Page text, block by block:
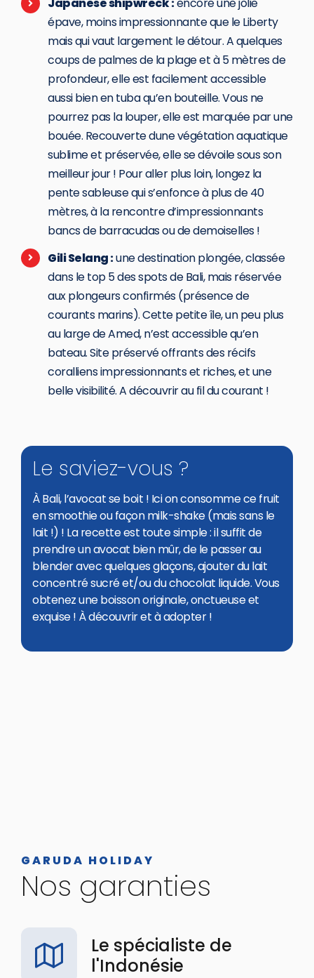
Japanese shipwreck :encore une jolie
épave, moins impressionnante que le Liberty
mais qui vaut largement le détour. A quelques
coups de palmes de la plage et à 5 mètres de
profondeur, elle est facilement accessible
aussi bien en tuba qu’en bouteille. Vous ne
pourrez pas la louper, elle est marquée par une
bouée. Recouverte dune végétation aquatique
sublime et préservée, elle se dévoile sous son
meilleur jour ! Pour aller plus loin, longez la
pente sableuse qui s’enfonce à plus de 40
mètres, à la rencontre d’impressionnants
bancs de barracudas ou de demoiselles !
Gili Selang :une destination plongée, classée
dans le top 5 des spots de Bali, mais réservée
aux plongeurs confirmés (présence de
courants marins). Cette petite île, un peu plus
au large de Amed, n’est accessible qu’en
bateau. Site préservé offrants des récifs
coralliens impressionnants et riches, et une
belle visibilité. A découvrir au fil du courant !
Le saviez-vous ?
À Bali, l’avocat se boit ! Ici on consomme ce fruit
en smoothie ou façon milk-shake (mais sans le
lait !) ! La recette est toute simple : il suffit de
prendre un avocat bien mûr, de le passer au
blender avec quelques glaçons, ajouter du lait
concentré sucré et/ou du chocolat liquide. Vous
obtenez une boisson originale, onctueuse et
exquise ! À découvrir et à adopter !
GARUDA HOLIDAY
Nos garanties
Le spécialiste de
l'Indonésie